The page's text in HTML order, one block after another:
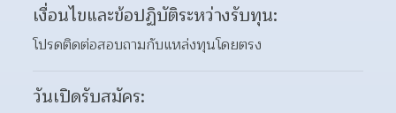
เงื่อนไขและข้อปฏิบัติระหว่างรับทุน:
โปรดติดต่อสอบถามกับแหล่งทุนโดยตรง
วันเปิดรับสมัคร: